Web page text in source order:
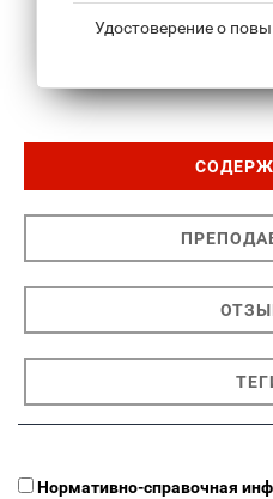
Удостоверение о
Нормативно-справочная